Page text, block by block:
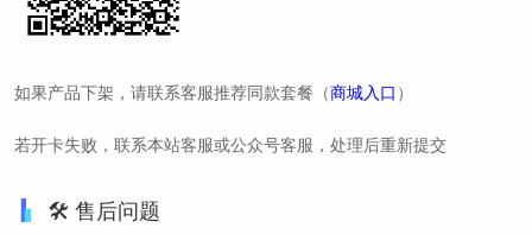
如果产品下架，请联系客服推荐同款套餐（商城入口 ）
若开卡失败，联系本站客服或公众号客服，处理后重新提交
🛠️ 售后问题